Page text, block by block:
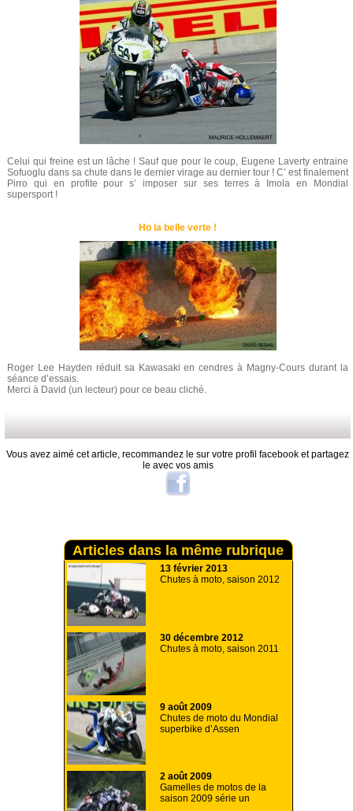
Celui qui freine est un lâche ! Sauf que pour le coup, Eugene Laverty entraine
Sofuoglu dans sa chute dans le dernier virage au dernier tour ! C’ est finalement
Pirro qui en profite pour s’ imposer sur ses terres à Imola en Mondial
supersport !
Ho la belle verte !
Roger Lee Hayden réduit sa Kawasaki en cendres à Magny-Cours durant la
séance d’essais.
Merci à David (un lecteur) pour ce beau cliché.
Vous avez aimé cet article, recommandez le sur votre profil facebook et partagez
le avec vos amis
Articles dans la même rubrique
13 février 2013
Chutes à moto, saison 2012
30 décembre 2012
Chutes à moto, saison 2011
9 août 2009
Chutes de moto du Mondial
superbike d’Assen
2 août 2009
Gamelles de motos de la
saison 2009 série un